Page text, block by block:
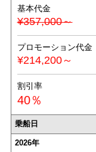
基本代金
¥357,000～
プロモーション代金
¥214,200～
割引率
40％
乗船日
2026年